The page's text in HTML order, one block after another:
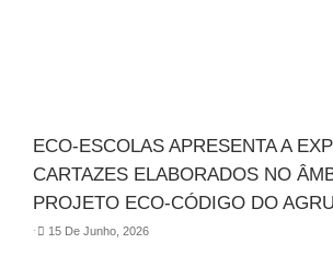
ECO-ESCOLAS APRESENTA A
CARTAZES ELABORADOS NO
PROJETO ECO-CÓDIGO DO
⋅ 15 De Junho, 2026